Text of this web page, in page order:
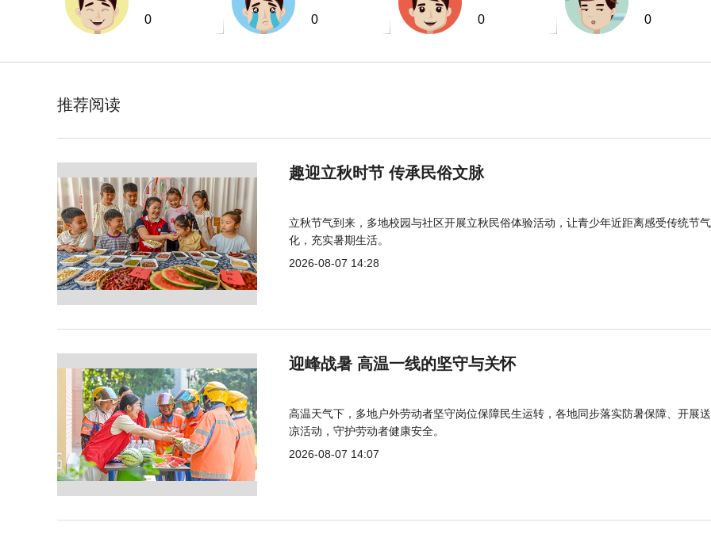
0 0 0 0
推荐阅读
趣迎立秋时节 传承民俗文脉
立秋节气到来，多地校园与社区开展立秋民俗体验活动，让青少年近距离感受传统节
化，充实暑期生活。
2026-08-07 14:28
迎峰战暑 高温一线的坚守与关怀
高温天气下，多地户外劳动者坚守岗位保障民生运转，各地同步落实防暑保障、开展
凉活动，守护劳动者健康安全。
2026-08-07 14:07